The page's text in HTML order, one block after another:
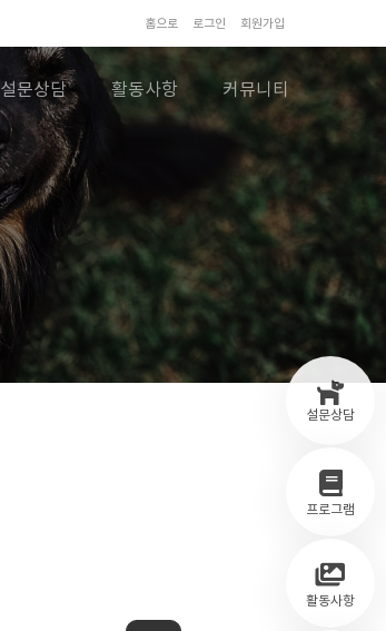
홈으로 로그인 회원가입
설문상담 활동사항 커뮤니티
설문상담
프로그램
활동사항